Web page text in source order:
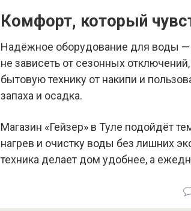
Комфорт, который
Надёжное оборудование для воды —
не зависеть от сезонных
бытовую технику от накипи и
запаха и осадка.
Магазин «Гейзер» в Туле подойдёт
нагрев и очистку воды без лишних
техника делает дом удобнее, а